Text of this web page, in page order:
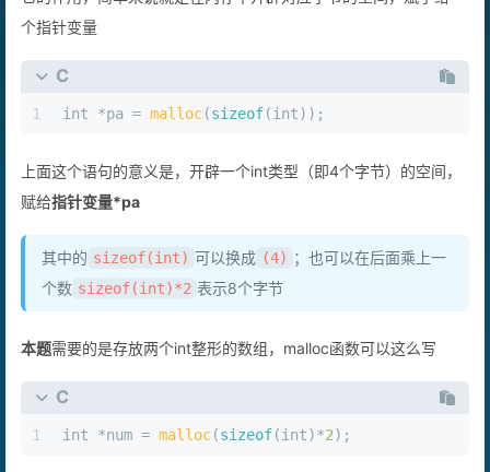
个指针变量
C
1 int *pa = malloc(sizeof(int));
上面这个语句的意义是，开辟一个int类型（即4个字节）的空间，
赋给指针变量*pa
其中的 sizeof(int) 可以换成 (4) ；也可以在后面乘上一
个数 sizeof(int)*2 表示8个字节
本题需要的是存放两个int整形的数组，malloc函数可以这么写
C
1 int *num = malloc(sizeof(int)*2);